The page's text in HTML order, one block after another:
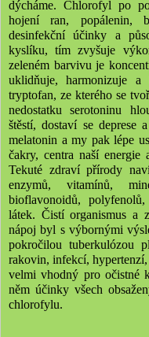
dýcháme. Chlorofyl po
hojení ran, popálenin,
desinfekční účinky a
kyslíku, tím zvyšuje
zeleném barvivu je
uklidňuje, harmonizuje
tryptofan, ze kterého se
nedostatku serotoninu
štěstí, dostaví se deprese
melatonin a my pak lépe
čakry, centra naší
Tekuté zdraví přírody
enzymů, vitamínů,
bioflavonoidů,
látek. Čistí organismus a
nápoj byl s výbornými
pokročilou tuberkulózou
rakovin, infekcí,
velmi vhodný pro očistné
něm účinky všech
chlorofylu.